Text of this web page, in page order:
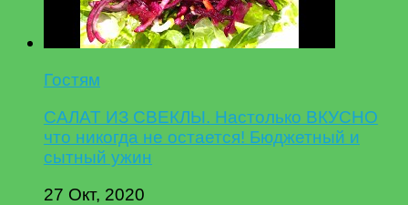
Гостям
САЛАТ ИЗ СВЕКЛЫ. Настолько ВКУСНО
что никогда не остается! Бюджетный и
сытный ужин
27 Окт, 2020